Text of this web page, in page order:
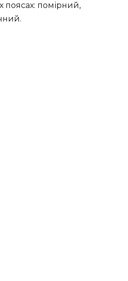
поясах: помірний,